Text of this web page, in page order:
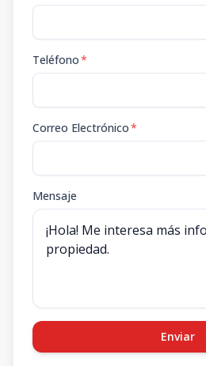
Teléfono*
Correo Electrónico*
Mensaje
Enviar